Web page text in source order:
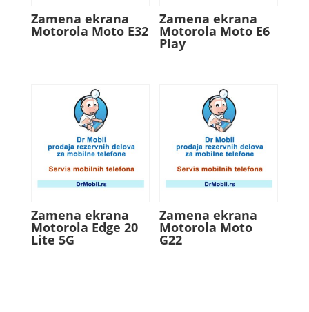
Zamena ekrana
Motorola Moto E32
Zamena ekrana
Motorola Moto E6
Play
Zamena ekrana
Motorola Edge 20
Lite 5G
Zamena ekrana
Motorola Moto
G22